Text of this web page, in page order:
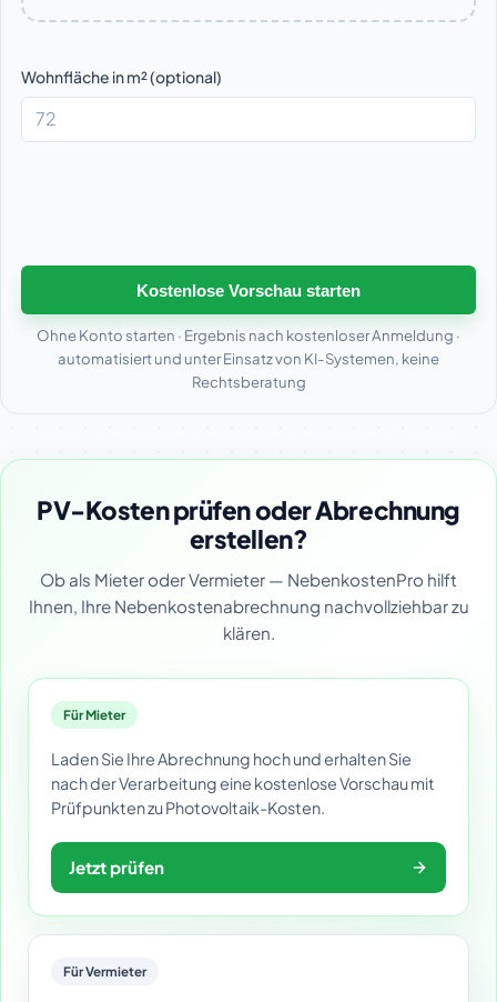
Wohnfläche in m² (optional)
Kostenlose Vorschau starten
Ohne Konto starten · Ergebnis nach kostenloser Anmeldung ·
automatisiert und unter Einsatz von KI-Systemen, keine
Rechtsberatung
PV-Kosten prüfen oder Abrechnung
erstellen?
Ob als Mieter oder Vermieter — NebenkostenPro hilft
Ihnen, Ihre Nebenkostenabrechnung nachvollziehbar zu
klären.
Für Mieter
Laden Sie Ihre Abrechnung hoch und erhalten Sie
nach der Verarbeitung eine kostenlose Vorschau mit
Prüfpunkten zu Photovoltaik-Kosten.
Jetzt prüfen
Für Vermieter